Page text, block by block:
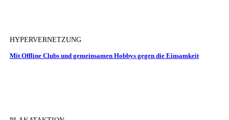
HYPERVERNETZUNG
Mit Offline Clubs und gemeinsamen Hobbys gegen die Einsamkeit